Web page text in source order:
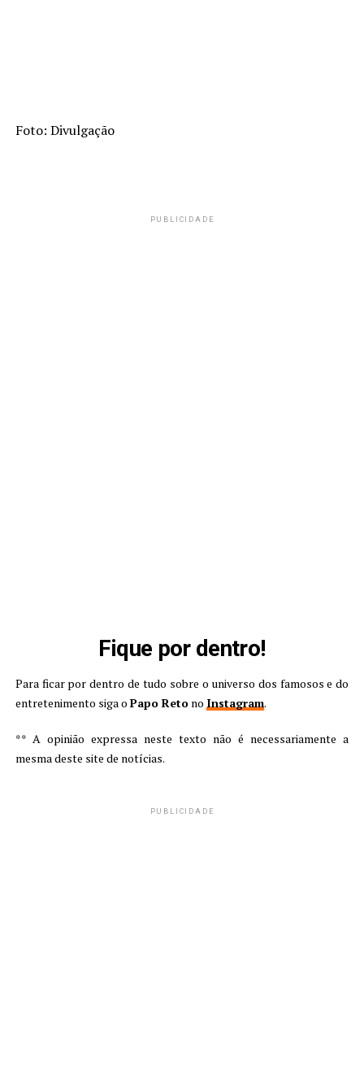
Foto: Divulgação
PUBLICIDADE
Fique por dentro!
Para ficar por dentro de tudo sobre o universo dos famosos e do
entretenimento siga o Papo Retono Instagram.
** A opinião expressa neste texto não é necessariamente a
mesma deste site de notícias.
PUBLICIDADE